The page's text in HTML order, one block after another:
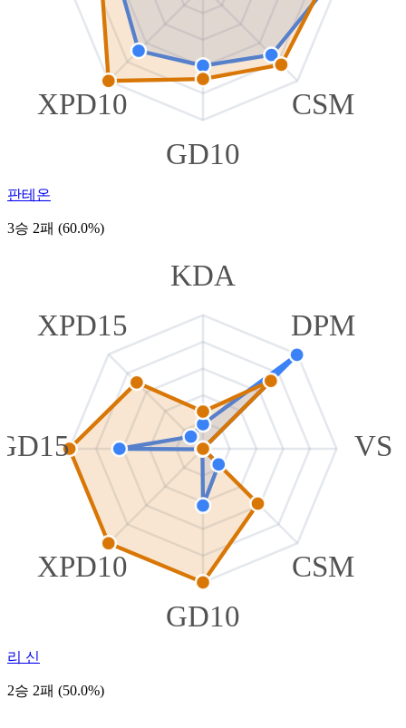
CSM
GD10
XPD10
판테온
3승 2패 (60.0%)
KDA
DPM
VS
CSM
GD10
XPD10
XPD15
리 신
2승 2패 (50.0%)